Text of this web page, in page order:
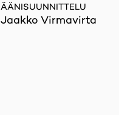
ÄÄNISUUNNITTELU
Jaakko Virmavirta